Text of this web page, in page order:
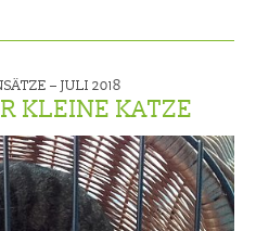
– JULI 2018
KLEINE KATZE